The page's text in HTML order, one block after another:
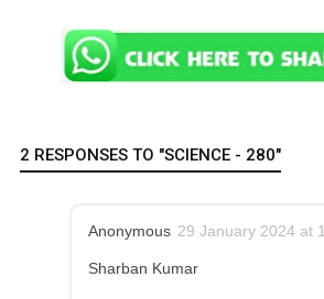
2 RESPONSES TO "SCIENCE - 280"
Anonymous 29 January 2024 at
Sharban Kumar